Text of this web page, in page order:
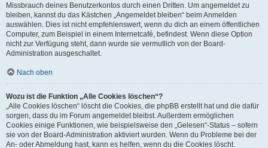
Missbrauch deines Benutzerkontos durch einen Dritten. Um angemeldet zu
bleiben, kannst du das Kästchen „Angemeldet bleiben“ beim Anmelden
auswählen. Dies ist nicht empfehlenswert, wenn du dich an einem öffentlichen
Computer, zum Beispiel in einem Internetcafé, befindest. Wenn diese Option
nicht zur Verfügung steht, dann wurde sie vermutlich von der Board-
Administration ausgeschaltet.
Nach oben
Wozu ist die Funktion „Alle Cookies löschen“?
„Alle Cookies löschen“ löscht die Cookies, die phpBB erstellt hat und die dafür
sorgen, dass du im Forum angemeldet bleibst. Außerdem ermöglichen
Cookies einige Funktionen, wie beispielsweise den „Gelesen“-Status – sofern
sie von der Board-Administration aktiviert wurden. Wenn du Probleme bei der
An- oder Abmeldung hast, kann es helfen, wenn du die Cookies löscht.